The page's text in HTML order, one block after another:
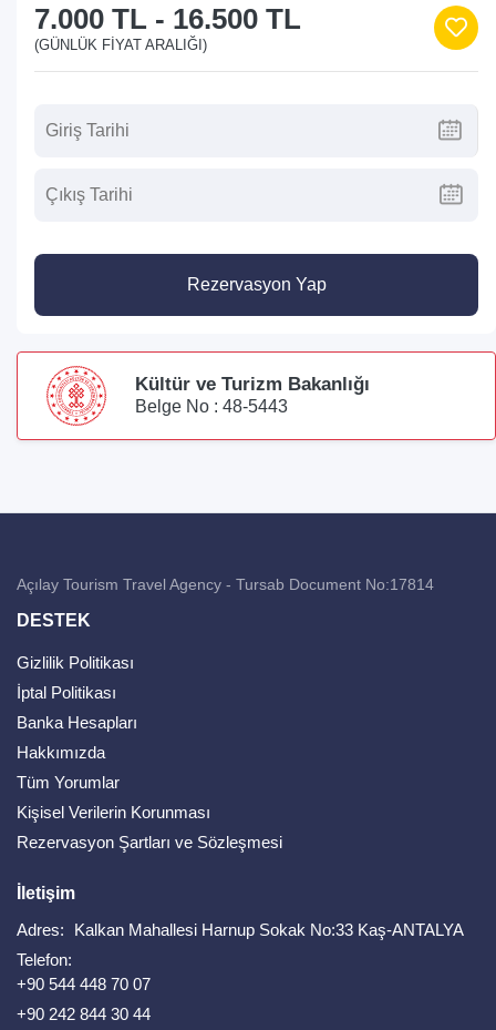
7.000 TL - 16.500 TL
(GÜNLÜK FIYAT ARALIĞI)
Rezervasyon Yap
Kültür ve Turizm Bakanlığı
Belge No : 48-5443
Açılay Tourism Travel Agency - Tursab Document No:17814
DESTEK
Gizlilik Politikası
İptal Politikası
Banka Hesapları
Hakkımızda
Tüm Yorumlar
Kişisel Verilerin Korunması
Rezervasyon Şartları ve Sözleşmesi
İletişim
Adres:
Kalkan Mahallesi Harnup Sokak No:33 Kaş-ANTALYA
Telefon:
+90 544 448 70 07
+90 242 844 30 44